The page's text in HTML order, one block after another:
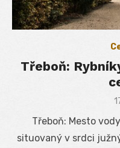
Třeboň:
Třeboň: Mesto
situovaný v srdci